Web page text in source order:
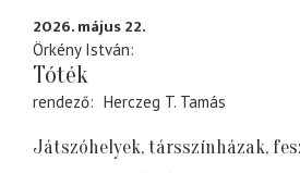
2026. május 22.
Örkény István
Tóték
rendező Herczeg T. Tamás
Játszóhelyek, társszínházak,